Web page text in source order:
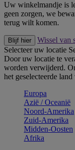
Uw winkelmandje is
geen zorgen, we
terug wilt komen.
Blijf hier
Wissel van
Selecteer uw locatie
Door uw locatie te
worden verwijderd.
het geselecteerde
Europa
Aziё / Oceaniё
Noord-Amerika
Zuid-Amerika
Midden-Oosten
Afrika